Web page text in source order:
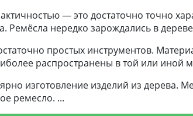
— это достаточно точно
Ремёсла нередко зарождались в
простых инструментов.
распространены в той или иной
изготовление изделий из дерева.
ремесло.